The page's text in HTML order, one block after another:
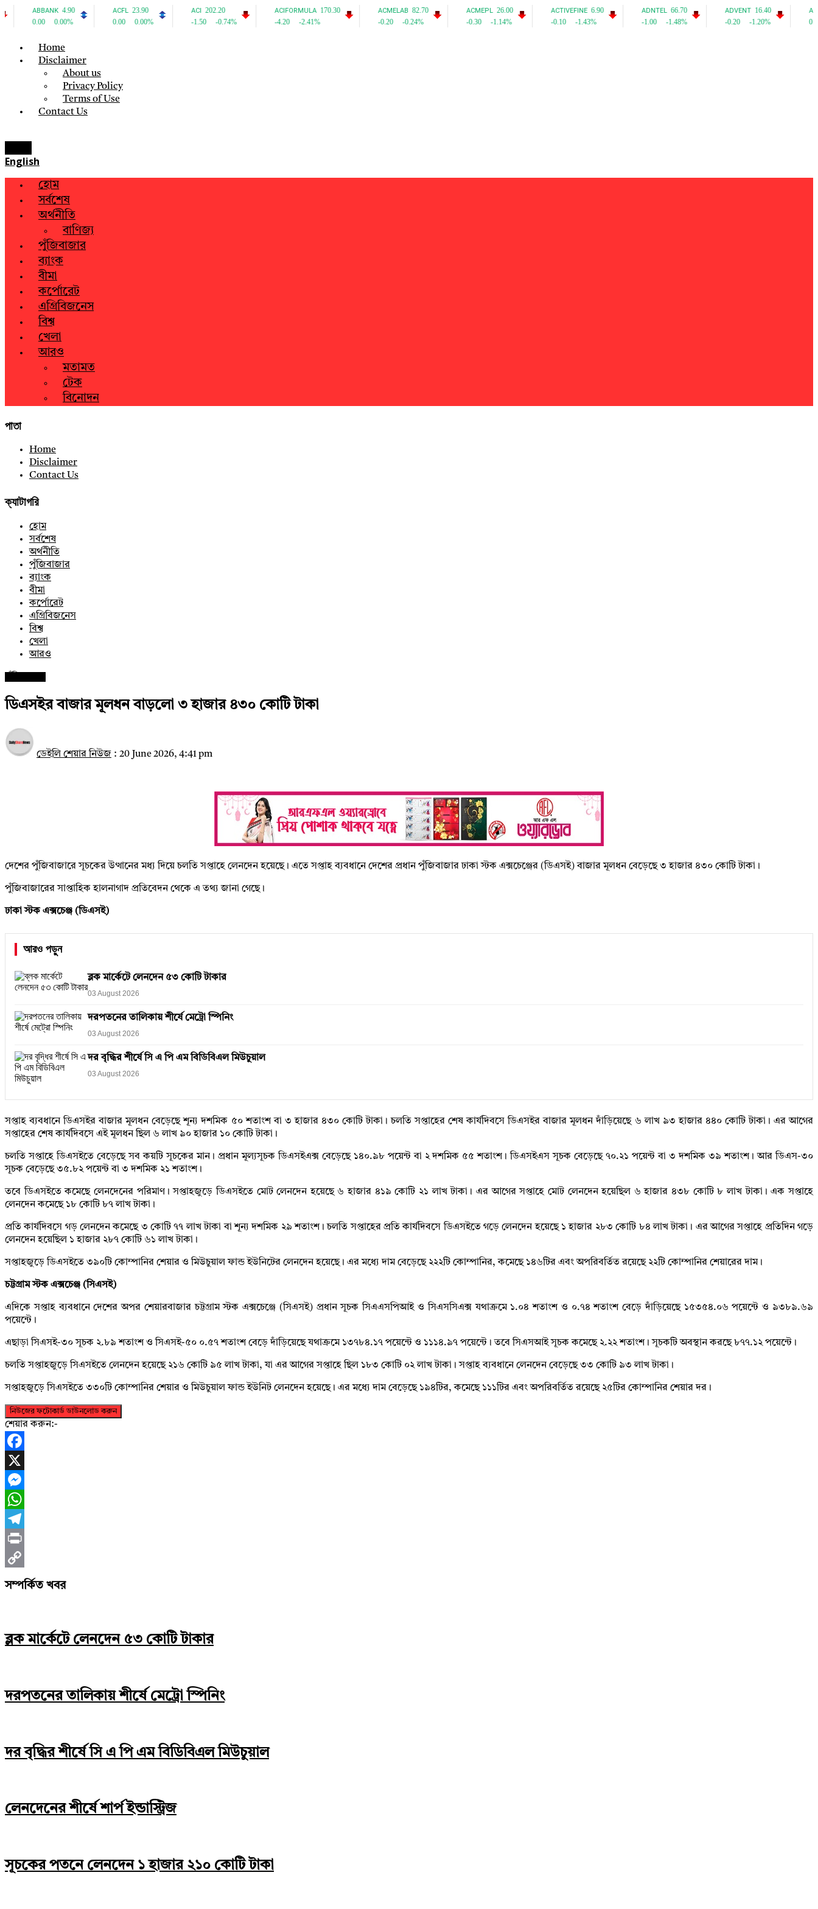
Home
Disclaimer
About us
Privacy Policy
Terms of Use
Contact Us
English
হোম
সর্বশেষ
অর্থনীতি
বাণিজ্য
পুঁজিবাজার
ব্যাংক
বীমা
কর্পোরেট
এগ্রিবিজনেস
বিশ্ব
খেলা
আরও
মতামত
টেক
বিনোদন
পাতা
Home
Disclaimer
Contact Us
ক্যাটাগরি
হোম
সর্বশেষ
অর্থনীতি
পুঁজিবাজার
ব্যাংক
বীমা
কর্পোরেট
এগ্রিবিজনেস
বিশ্ব
খেলা
আরও
ডিএসইর বাজার মূলধন বাড়লো ৩ হাজার ৪৩০ কোটি টাকা
ডেইলি শেয়ার নিউজ : 20 June 2026, 4:41 pm
দেশের পুঁজিবাজারে সূচকের উত্থানের মধ্য দিয়ে চলতি সপ্তাহে লেনদেন হয়েছে। এতে সপ্তাহ ব্যবধানে দেশের প্রধান পুঁজিবাজার ঢাকা স্টক এক্সচেঞ্জের (ডিএসই) বাজার মূলধন বেড়েছে ৩ হাজার ৪৩০ কোটি টাকা।
পুঁজিবাজারের সাপ্তাহিক হালনাগাদ প্রতিবেদন থেকে এ তথ্য জানা গেছে।
ঢাকা স্টক এক্সচেঞ্জ (ডিএসই)
আরও পড়ুন
ব্লক মার্কেটে লেনদেন ৫৩ কোটি টাকার
03 August 2026
দরপতনের তালিকায় শীর্ষে মেট্রো স্পিনিং
03 August 2026
দর বৃদ্ধির শীর্ষে সি এ পি এম বিডিবিএল মিউচুয়াল
03 August 2026
সপ্তাহ ব্যবধানে ডিএসইর বাজার মূলধন বেড়েছে শূন্য দশমিক ৫০ শতাংশ বা ৩ হাজার ৪৩০ কোটি টাকা। চলতি সপ্তাহের শেষ কার্যদিবসে ডিএসইর বাজার মূলধন দাঁড়িয়েছে ৬ লাখ ৯৩ হাজার ৪৪০ কোটি টাকা। এর আগের
সপ্তাহের শেষ কার্যদিবসে এই মূলধন ছিল ৬ লাখ ৯০ হাজার ১০ কোটি টাকা।
চলতি সপ্তাহে ডিএসইতে বেড়েছে সব কয়টি সূচকের মান। প্রধান মূল্যসূচক ডিএসইএক্স বেড়েছে ১৪০.৯৮ পয়েন্ট বা ২ দশমিক ৫৫ শতাংশ। ডিএসইএস সূচক বেড়েছে ৭০.২১ পয়েন্ট বা ৩ দশমিক ৩৯ শতাংশ। আর ডিএস-৩০
সূচক বেড়েছে ৩৫.৮২ পয়েন্ট বা ৩ দশমিক ২১ শতাংশ।
তবে ডিএসইতে কমেছে লেনদেনের পরিমাণ। সপ্তাহজুড়ে ডিএসইতে মোট লেনদেন হয়েছে ৬ হাজার ৪১৯ কোটি ২১ লাখ টাকা। এর আগের সপ্তাহে মোট লেনদেন হয়েছিল ৬ হাজার ৪৩৮ কোটি ৮ লাখ টাকা। এক সপ্তাহে
লেনদেন কমেছে ১৮ কোটি ৮৭ লাখ টাকা।
প্রতি কার্যদিবসে গড় লেনদেন কমেছে ৩ কোটি ৭৭ লাখ টাকা বা শূন্য দশমিক ২৯ শতাংশ। চলতি সপ্তাহের প্রতি কার্যদিবসে ডিএসইতে গড়ে লেনদেন হয়েছে ১ হাজার ২৮৩ কোটি ৮৪ লাখ টাকা। এর আগের সপ্তাহে প্রতিদিন গড়ে
লেনদেন হয়েছিল ১ হাজার ২৮৭ কোটি ৬১ লাখ টাকা।
সপ্তাহজুড়ে ডিএসইতে ৩৯০টি কোম্পানির শেয়ার ও মিউচুয়াল ফান্ড ইউনিটের লেনদেন হয়েছে। এর মধ্যে দাম বেড়েছে ২২২টি কোম্পানির, কমেছে ১৪৬টির এবং অপরিবর্তিত রয়েছে ২২টি কোম্পানির শেয়ারের দাম।
চট্টগ্রাম স্টক এক্সচেঞ্জ (সিএসই)
এদিকে সপ্তাহ ব্যবধানে দেশের অপর শেয়ারবাজার চট্টগ্রাম স্টক এক্সচেঞ্জে (সিএসই) প্রধান সূচক সিএএসপিআই ও সিএসসিএক্স যথাক্রমে ১.০৪ শতাংশ ও ০.৭৪ শতাংশ বেড়ে দাঁড়িয়েছে ১৫৩৫৪.০৬ পয়েন্টে ও ৯৩৮৯.৬৯
পয়েন্টে।
এছাড়া সিএসই-৩০ সূচক ২.৮৯ শতাংশ ও সিএসই-৫০ ০.৫৭ শতাংশ বেড়ে দাঁড়িয়েছে যথাক্রমে ১৩৭৮৪.১৭ পয়েন্টে ও ১১১৪.৯৭ পয়েন্টে। তবে সিএসআই সূচক কমেছে ২.২২ শতাংশ। সূচকটি অবস্থান করছে ৮৭৭.১২ পয়েন্টে।
চলতি সপ্তাহজুড়ে সিএসইতে লেনদেন হয়েছে ২১৬ কোটি ৯৫ লাখ টাকা, যা এর আগের সপ্তাহে ছিল ১৮৩ কোটি ০২ লাখ টাকা। সপ্তাহ ব্যবধানে লেনদেন বেড়েছে ৩৩ কোটি ৯৩ লাখ টাকা।
সপ্তাহজুড়ে সিএসইতে ৩৩০টি কোম্পানির শেয়ার ও মিউচুয়াল ফান্ড ইউনিট লেনদেন হয়েছে। এর মধ্যে দাম বেড়েছে ১৯৪টির, কমেছে ১১১টির এবং অপরিবর্তিত রয়েছে ২৫টির কোম্পানির শেয়ার দর।
নিউজের ফটোকার্ড ডাউনলোড করুন
শেয়ার করুন:-
Facebook
X
Messenger
WhatsApp
Telegram
Print
Copy
সম্পর্কিত খবর
ব্লক মার্কেটে লেনদেন ৫৩ কোটি টাকার
দরপতনের তালিকায় শীর্ষে মেট্রো স্পিনিং
দর বৃদ্ধির শীর্ষে সি এ পি এম বিডিবিএল মিউচুয়াল
লেনদেনের শীর্ষে শার্প ইন্ডাস্ট্রিজ
সূচকের পতনে লেনদেন ১ হাজার ২১০ কোটি টাকা